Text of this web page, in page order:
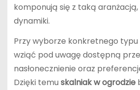
komponują się z taką
dynamiki.
Przy wyborze konkretnego
wziąć pod uwagę dostępną
nasłonecznienie oraz
Dzięki temu skalniak w ogrodzie